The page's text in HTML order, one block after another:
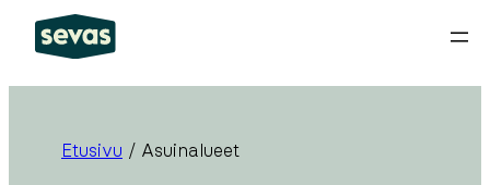
Siirry
sisältöön
Etusivu / Asuinalueet